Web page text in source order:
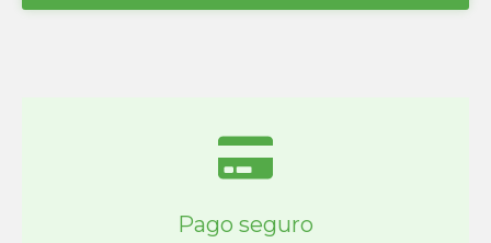
Pago seguro